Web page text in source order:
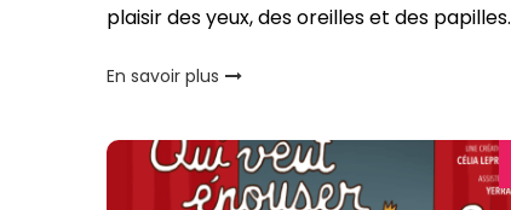
plaisir des yeux, des oreilles et des papilles.
En savoir plus